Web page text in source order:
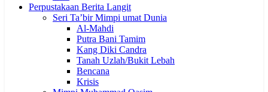
Perpustakaan Berita Langit
Seri Ta’bir Mimpi umat Dunia
Al-Mahdi
Putra Bani Tamim
Kang Diki Candra
Tanah Uzlah/Bukit Lebah
Bencana
Krisis